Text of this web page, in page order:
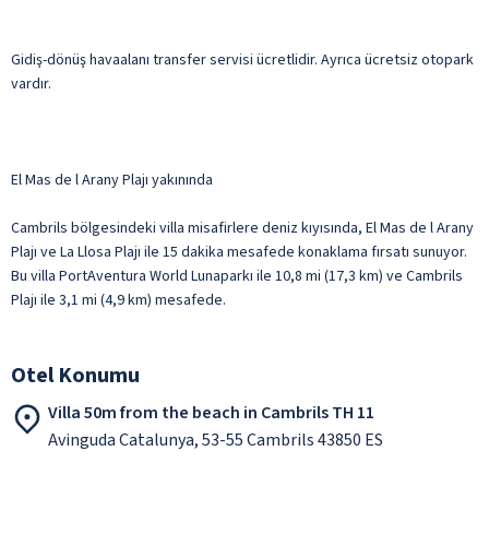
Gidiş-dönüş havaalanı transfer servisi ücretlidir. Ayrıca ücretsiz otopark
vardır.
El Mas de l Arany Plajı yakınında
Cambrils bölgesindeki villa misafirlere deniz kıyısında, El Mas de l Arany
Plajı ve La Llosa Plajı ile 15 dakika mesafede konaklama fırsatı sunuyor.
Bu villa PortAventura World Lunaparkı ile 10,8 mi (17,3 km) ve Cambrils
Plajı ile 3,1 mi (4,9 km) mesafede.
Otel Konumu
Villa 50m from the beach in Cambrils TH 11
Avinguda Catalunya, 53-55 Cambrils 43850 ES